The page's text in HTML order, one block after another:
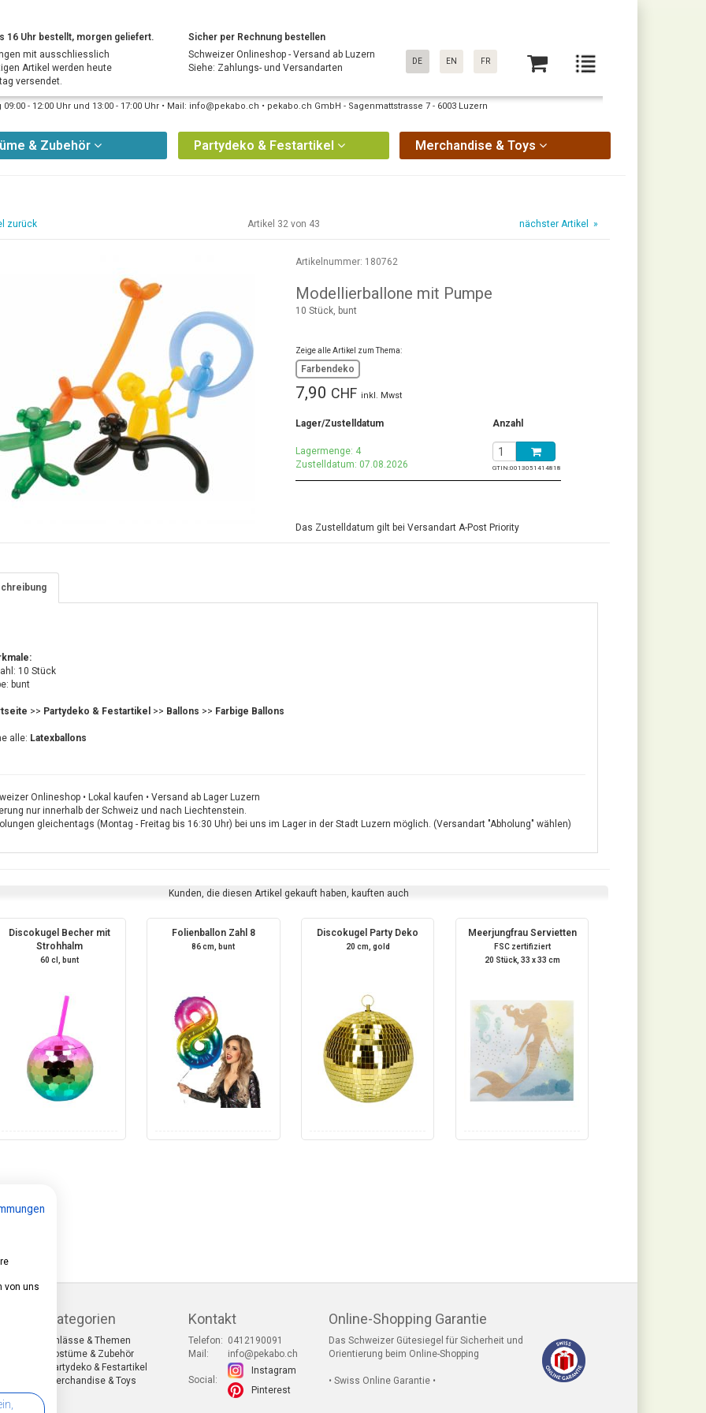
16 Uhr bestellt, morgen geliefert.
mit ausschliesslich
Artikel werden heute
versendet.
Sicher per Rechnung bestellen
Schweizer Onlineshop - Versand ab Luzern
Siehe: Zahlungs- und Versandarten
DE EN FR
- 12:00 Uhr und 13:00 - 17:00 Uhr • Mail: info@pekabo.ch • pekabo.ch GmbH - Sagenmattstrasse 7 - 6003 Luzern
& Zubehör Partydeko & Festartikel Merchandise & Toys
zurück Artikel 32 von 43 nächster Artikel »
Artikelnummer: 180762
Modellierballone mit Pumpe
10 Stück, bunt
Zeige alle Artikel zum Thema:
Farbendeko
7,90 CHF inkl. Mwst
Lager/Zustelldatum Anzahl
Lagermenge: 4
Zustelldatum: 07.08.2026
GTIN:0013051414818
Das Zustelldatum gilt bei Versandart A-Post Priority
10 Stück
bunt
>> Partydeko & Festartikel >> Ballons >> Farbige Ballons
alle: Latexballons
Onlineshop • Lokal kaufen • Versand ab Lager Luzern
nur innerhalb der Schweiz und nach Liechtenstein.
gleichentags (Montag - Freitag bis 16:30 Uhr) bei uns im Lager in der Stadt Luzern möglich. (Versandart "Abholung" wählen)
Kunden, die diesen Artikel gekauft haben, kauften auch
Discokugel Becher mit
Strohhalm
60 cl, bunt
Folienballon Zahl 8
86 cm, bunt
Discokugel Party Deko
20 cm, gold
Meerjungfrau Servietten
FSC zertifiziert
20 Stück, 33 x 33 cm
Kategorien
Anlässe & Themen
Kostüme & Zubehör
Partydeko & Festartikel
Merchandise & Toys
Kontakt
Telefon: 0412190091
Mail:
info@pekabo.ch
Social:
Instagram
Pinterest
Online-Shopping Garantie
Das Schweizer Gütesiegel für Sicherheit und
Orientierung beim Online-Shopping
• Swiss Online Garantie •
von uns